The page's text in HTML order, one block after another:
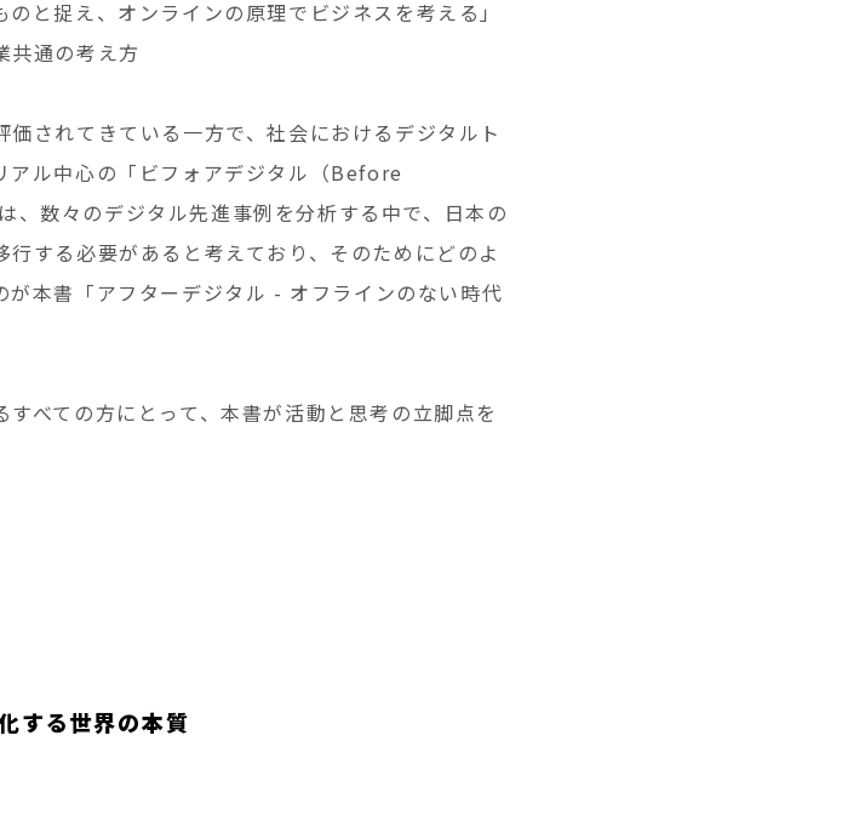
と捉え、オンラインの原理でビジネスを考える」
共通の考え方
されてきている一方で、社会におけるデジタルト
アル中心の「ビフォアデジタル（Before
数々のデジタル先進事例を分析する中で、日本の
する必要があると考えており、そのためにどのよ
本書「アフターデジタル - オフラインのない時代
べての方にとって、本書が活動と思考の立脚点を
する世界の本質